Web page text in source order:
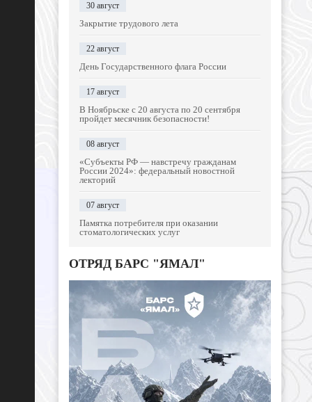
30 август
Закрытие трудового лета
22 август
День Государственного флага России
17 август
В Ноябрьске с 20 августа по 20 сентября
пройдет месячник безопасности!
08 август
«Субъекты РФ — навстречу гражданам
России 2024»: федеральный новостной
лекторий
07 август
Памятка потребителя при оказании
стоматологических услуг
ОТРЯД БАРС "ЯМАЛ"